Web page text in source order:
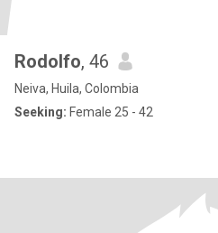
Rodolfo, 46
Neiva, Huila, Colombia
Seeking: Female 25 - 42